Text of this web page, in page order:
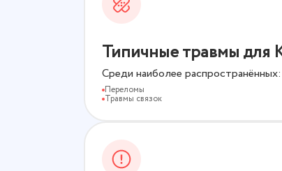
Типичные травмы для
Среди наиболее распространённых:
Переломы
Травмы связок